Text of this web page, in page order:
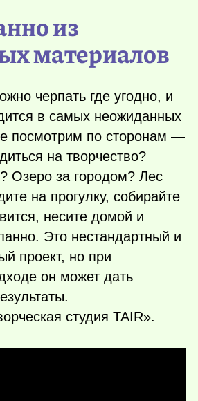
из
материалов
черпать где угодно, и
в самых неожиданных
посмотрим по сторонам —
на творчество?
Озеро за городом? Лес
на прогулку, собирайте
несите домой и
Это нестандартный и
проект, но при
он может дать
студия TAIR».